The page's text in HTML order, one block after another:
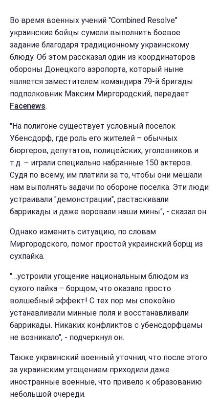
Во время военных учений "Combined Resolve"
украинские бойцы сумели выполнить боевое
задание благодаря традиционному украинскому
блюду. Об этом рассказал один из координаторов
обороны Донецкого аэропорта, который ныне
является заместителем командира 79-й бригады
подполковник Максим Миргородский, передает
Facenews.
"На полигоне существует условный поселок
Убенсдорф, где роль его жителей – обычных
бюргеров, депутатов, полицейских, уголовников и
т.д. – играли специально набранные 150 актеров.
Судя по всему, им платили за то, чтобы они мешали
нам выполнять задачи по обороне поселка. Эти люди
устраивали "демонстрации", растаскивали
баррикады и даже воровали наши мины", - сказал он.
Однако изменить ситуацию, по словам
Миргородского, помог простой украинский борщ из
сухпайка.
"…устроили угощение национальным блюдом из
сухого пайка – борщом, что оказало просто
волшебный эффект! С тех пор мы спокойно
устанавливали минные поля и восстанавливали
баррикады. Никаких конфликтов с убенсдорфцамы
не возникало", - подчеркнул он.
Также украинский военный уточнил, что после этого
за украинским угощением приходили даже
иностранные военные, что привело к образованию
небольшой очереди.